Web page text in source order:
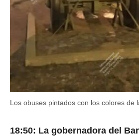
Los obuses pintados con los colores de
18:50: La gobernadora del